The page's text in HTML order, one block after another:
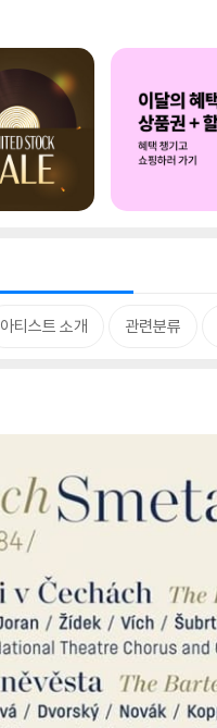
아티스트 소개 관련분류